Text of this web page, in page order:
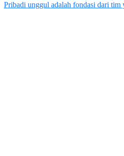
Pribadi unggul adalah fondasi dari tim